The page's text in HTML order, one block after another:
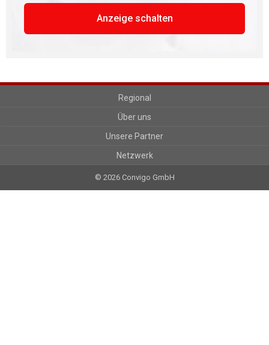
Anzeige schalten
Regional
Über uns
Unsere Partner
Netzwerk
© 2026 Convigo GmbH